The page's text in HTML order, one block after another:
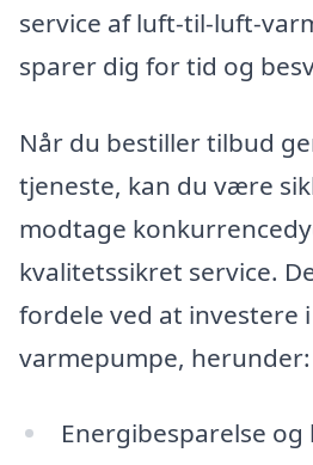
service af luft-til-luft-
sparer dig for tid og
Når du bestiller tilbud
tjeneste, kan du være
modtage
kvalitetssikret service.
fordele ved at investere
varmepumpe, herunder:
Energibesparelse og